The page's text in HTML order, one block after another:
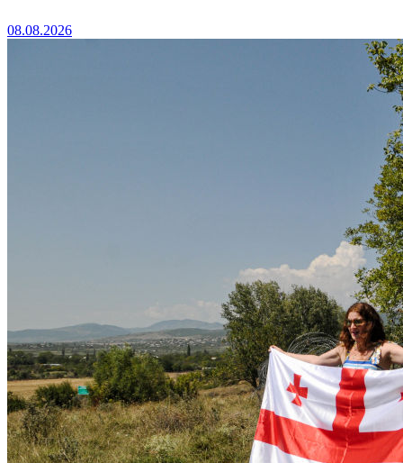
08.08.2026